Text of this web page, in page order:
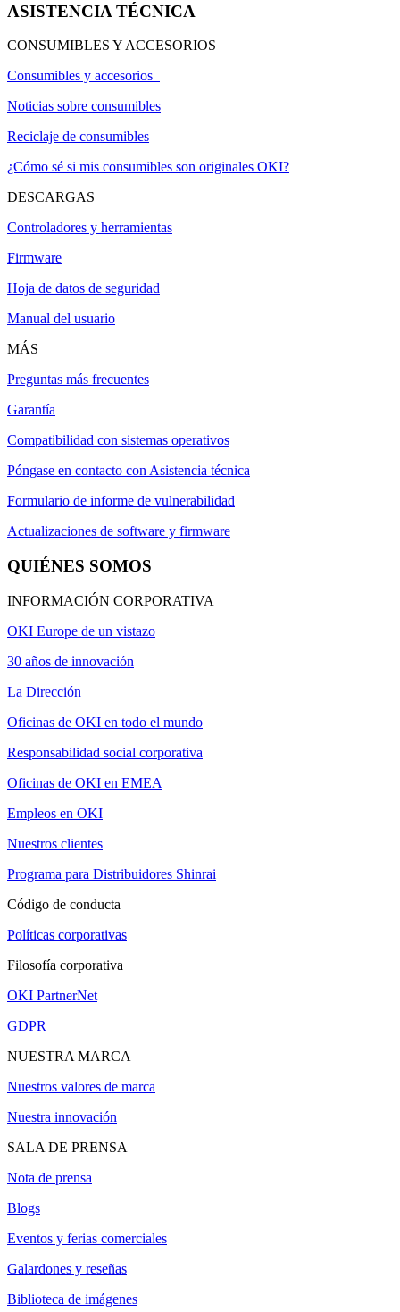
ASISTENCIA TÉCNICA
CONSUMIBLES Y ACCESORIOS
Consumibles y accesorios
Noticias sobre consumibles
Reciclaje de consumibles
¿Cómo sé si mis consumibles son originales OKI?
DESCARGAS
Controladores y herramientas
Firmware
Hoja de datos de seguridad
Manual del usuario
MÁS
Preguntas más frecuentes
Garantía
Compatibilidad con sistemas operativos
Póngase en contacto con Asistencia técnica
Formulario de informe de vulnerabilidad
Actualizaciones de software y firmware
QUIÉNES SOMOS
INFORMACIÓN CORPORATIVA
OKI Europe de un vistazo
30 años de innovación
La Dirección
Oficinas de OKI en todo el mundo
Responsabilidad social corporativa
Oficinas de OKI en EMEA
Empleos en OKI
Nuestros clientes
Programa para Distribuidores Shinrai
Código de conducta
Políticas corporativas
Filosofía corporativa
OKI PartnerNet
GDPR
NUESTRA MARCA
Nuestros valores de marca
Nuestra innovación
SALA DE PRENSA
Nota de prensa
Blogs
Eventos y ferias comerciales
Galardones y reseñas
Biblioteca de imágenes